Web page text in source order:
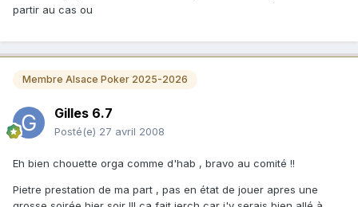
partir au cas ou
Membre Alsace Poker 2025-2026
Gilles 6.7
Posté(e) 27 avril 2008
Eh bien chouette orga comme d'hab , bravo au comité !!
Pietre prestation de ma part , pas en état de jouer apres une